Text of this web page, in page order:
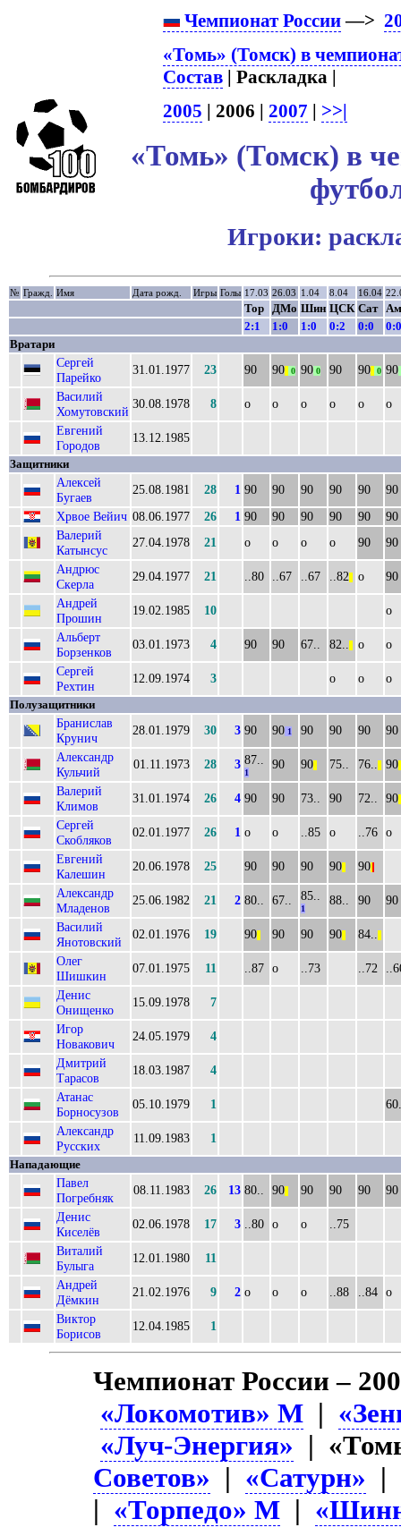
Чемпионат России—>
«Томь» (Томск) в
Состав | Раскладка |
2005 | 2006 | 2007 | >>|
«Томь» (Томск) в
Игроки:
№ Гражд. Имя Дата рожд. Игры Голы 17.03 26.03 1.04 8.04 16.04
Тор ДМо Шин ЦСК Сат
2:1
1:0 1:0 0:2 0:0
0:0
Вратари
Сергей
Парейко
31.01.1977 23 90 90 0 90 0 90 90 0 90
Василий
Хомутовский
30.08.1978 8 о о о о о
о
Евгений
Городов
13.12.1985
Защитники
Алексей
Бугаев
25.08.1981 28 1 90 90 90 90 90
90
Хрвое Вейич 08.06.1977 26 1 90 90 90 90 90
90
Валерий
Катынсус
27.04.1978 21 о о о о 90
90
Андрюс
Скерла
29.04.1977 21 ..80 ..67 ..67 ..82 о
90
Андрей
Прошин
19.02.1985 10
о
Альберт
Борзенков
03.01.1973 4 90 90 67.. 82.. о
о
Сергей
Рехтин
12.09.1974 3 о о о
Полузащитники
Бранислав
Крунич
28.01.1979 30 3 90 90 1 90 90 90
90
Александр
Кульчий
01.11.1973 28 3 87..
1
90 90 75.. 76.. 90
Валерий
Климов
31.01.1974 26 4 90 90 73.. 90 72.. 90
Сергей
Скобляков
02.01.1977 26 1 о о ..85 о ..76 о
Евгений
Калешин
20.06.1978 25 90 90 90 90 90
Александр
Младенов
25.06.1982 21 2 80.. 67.. 85..
1
88.. 90
90
Василий
Янотовский
02.01.1976 19 90 90 90 90 84..
Олег
Шишкин
07.01.1975 11 ..87 о ..73 ..72
Денис
Онищенко
15.09.1978
7
Игор
Новакович
24.05.1979
4
Дмитрий
Тарасов
18.03.1987
4
Атанас
Борносузов
05.10.1979 1
Александр
Русских
11.09.1983 1
Нападающие
Павел
Погребняк
08.11.1983 26 13 80.. 90 90 90 90
90
Денис
Киселёв
02.06.1978 17 3 ..80 о о
..75
Виталий
Булыга
12.01.1980
11
Андрей
Дёмкин
21.02.1976 9 2 о о о ..88 ..84 о
Виктор
Борисов
12.04.1985 1
Чемпионат России –
«Локомотив» М |
«Луч-Энергия» |
Советов» | «Сатурн» |
| «Торпедо» М |